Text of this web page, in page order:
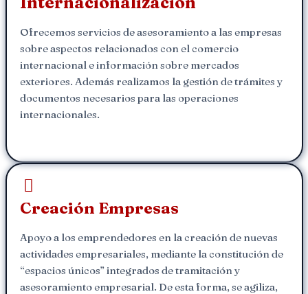
Ofrecemos servicios de asesoramiento a las empresas
sobre aspectos relacionados con el comercio
internacional e información sobre mercados
exteriores. Además realizamos la gestión de trámites y
documentos necesarios para las operaciones
internacionales.
Creación Empresas
Apoyo a los emprendedores en la creación de nuevas
actividades empresariales, mediante la constitución de
“espacios únicos” integrados de tramitación y
asesoramiento empresarial. De esta forma, se agiliza,